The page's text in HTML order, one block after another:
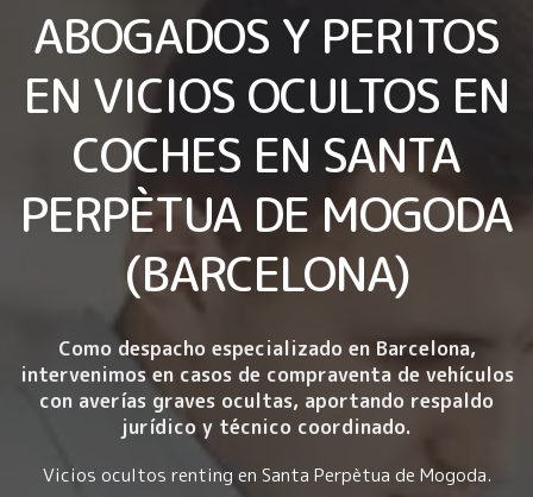
ABOGADOS Y PERITOS
EN VICIOS OCULTOS EN
COCHES EN SANTA
PERPÈTUA DE MOGODA
(BARCELONA)
Como despacho especializado en Barcelona,
intervenimos en casos de compraventa de vehículos
con averías graves ocultas, aportando respaldo
jurídico y técnico coordinado.
Vicios ocultos renting en Santa Perpètua de Mogoda.